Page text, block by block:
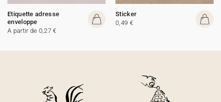
Etiquette adresse
enveloppe
A partir de 0,27 €
Sticker
0,49 €